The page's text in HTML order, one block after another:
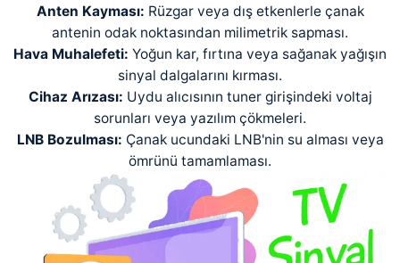
Anten Kayması: Rüzgar veya dış etkenlerle çanak
antenin odak noktasından milimetrik sapması.
Hava Muhalefeti: Yoğun kar, fırtına veya sağanak yağışın
sinyal dalgalarını kırması.
Cihaz Arızası: Uydu alıcısının tuner girişindeki voltaj
sorunları veya yazılım çökmeleri.
LNB Bozulması: Çanak ucundaki LNB'nin su alması veya
ömrünü tamamlaması.